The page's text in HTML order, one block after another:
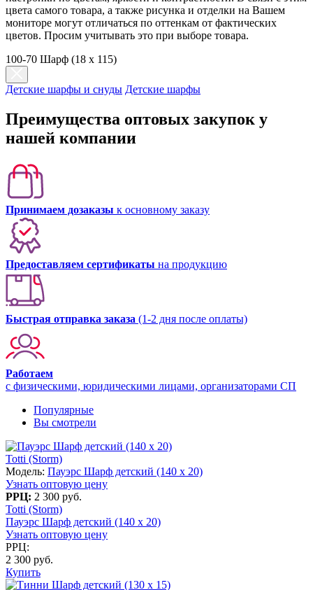
цвета самого товара, а также рисунка и отделки на Вашем
мониторе могут отличаться по оттенкам от фактических
цветов. Просим учитывать это при выборе товара.
100-70 Шарф (18 x 115)
Детские шарфы и снуды Детские шарфы
Преимущества оптовых закупок у
нашей компании
Принимаем дозаказы к основному заказу
Предоставляем сертификаты на продукцию
Быстрая отправка заказа (1-2 дня после оплаты)
Работаем
с физическими, юридическими лицами, организаторами СП
Популярные
Вы смотрели
Totti (Storm)
Модель: Пауэрс Шарф детский (140 x 20)
Узнать оптовую цену
РРЦ: 2 300 руб.
Totti (Storm)
Пауэрс Шарф детский (140 x 20)
Узнать оптовую цену
РРЦ:
2 300 руб.
Купить